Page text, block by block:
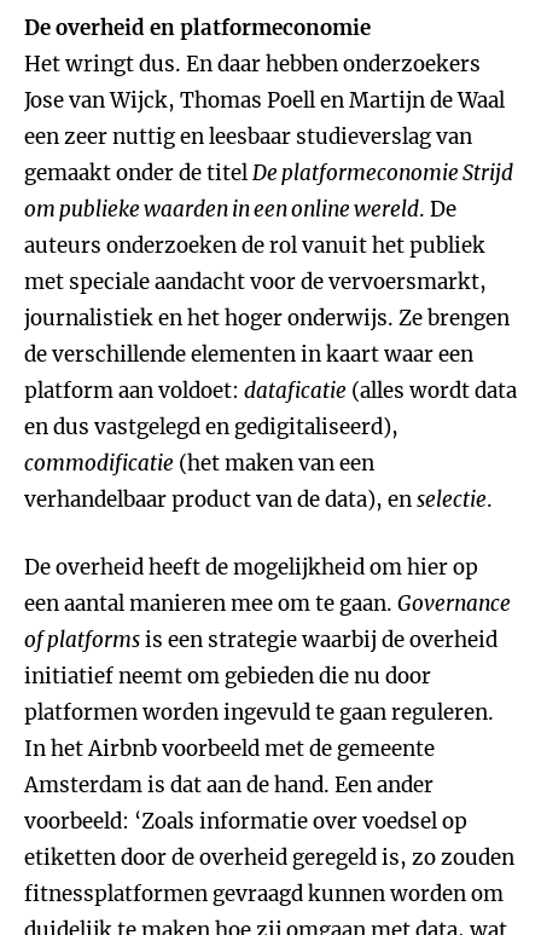
De overheid en platformeconomie
Het wringt dus. En daar hebben onderzoekers
Jose van Wijck, Thomas Poell en Martijn de Waal
een zeer nuttig en leesbaar studieverslag van
gemaakt onder de titelDe platformeconomie Strijd
om publieke waarden in een online wereld. De
auteurs onderzoeken de rol vanuit het publiek
met speciale aandacht voor de vervoersmarkt,
journalistiek en het hoger onderwijs. Ze brengen
de verschillende elementen in kaart waar een
platform aan voldoet: dataficatie (alles wordt data
en dus vastgelegd en gedigitaliseerd),
commodificatie (het maken van een
verhandelbaar product van de data), enselectie.
De overheid heeft de mogelijkheid om hier op
een aantal manieren mee om te gaan. Governance
of platformsis een strategie waarbij de overheid
initiatief neemt om gebieden die nu door
platformen worden ingevuld te gaan reguleren.
In het Airbnb voorbeeld met de gemeente
Amsterdam is dat aan de hand. Een ander
voorbeeld: ‘Zoals informatie over voedsel op
etiketten door de overheid geregeld is, zo zouden
fitnessplatformen gevraagd kunnen worden om